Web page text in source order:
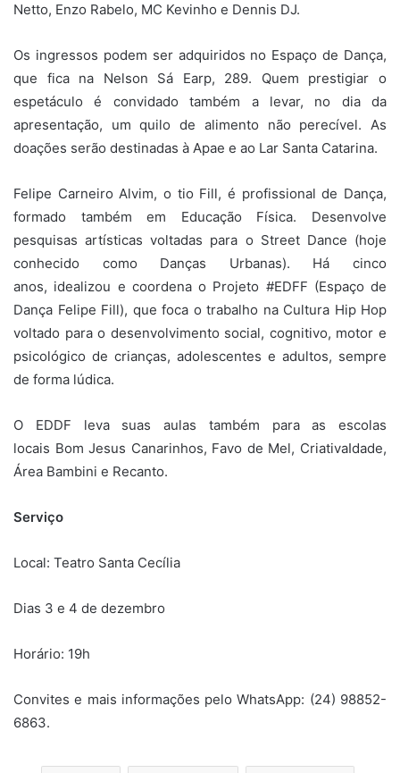
Netto, Enzo Rabelo, MC Kevinho e Dennis DJ.
Os ingressos podem ser adquiridos no Espaço de Dança,
que fica na Nelson Sá Earp, 289. Quem prestigiar o
espetáculo é convidado também a levar, no dia da
apresentação, um quilo de alimento não perecível. As
doações serão destinadas à Apae e ao Lar Santa Catarina.
Felipe Carneiro Alvim, o tio Fill, é profissional de Dança,
formado também em Educação Física. Desenvolve
pesquisas artísticas voltadas para o Street Dance (hoje
conhecido como Danças Urbanas). Há cinco
anos, idealizou e coordena o Projeto #EDFF (Espaço de
Dança Felipe Fill), que foca o trabalho na Cultura Hip Hop
voltado para o desenvolvimento social, cognitivo, motor e
psicológico de crianças, adolescentes e adultos, sempre
de forma lúdica.
O EDDF leva suas aulas também para as escolas
locais Bom Jesus Canarinhos, Favo de Mel, CriativaIdade,
Área Bambini e Recanto.
Serviço
Local: Teatro Santa Cecília
Dias 3 e 4 de dezembro
Horário: 19h
Convites e mais informações pelo WhatsApp: (24) 98852-
6863.